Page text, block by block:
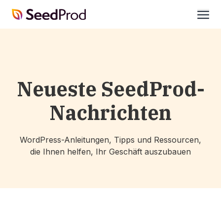
SeedProd
Neueste SeedProd-
Nachrichten
WordPress-Anleitungen, Tipps und Ressourcen,
die Ihnen helfen, Ihr Geschäft auszubauen